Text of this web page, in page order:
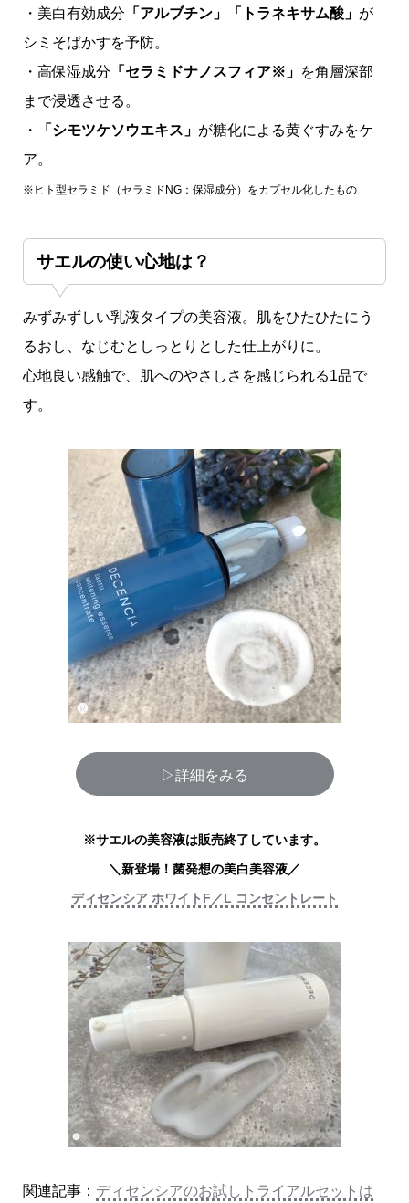
・美白有効成分 「アルブチン」「トラネキサム酸」 が
シミそばかすを予防。
・高保湿成分 「セラミドナノスフィア※」 を角層深部
まで浸透させる。
・
「シモツケソウエキス」 が糖化による黄ぐすみをケ
ア。
※ヒト型セラミド（セラミドNG ：保湿成分） をカプセル化したもの
サエルの使い心地は？
みずみずしい乳液タイプの美容液。肌をひたひたにう
るおし、なじむとしっとりとした仕上がりに。
心地良い感触で、肌へのやさしさを感じられる1品で
す。
▷詳細をみる
※サエルの美容液は販売終了しています。
＼新登場！菌発想の美白美容液／
ディセンシア ホワイトF／L コンセントレート
関連記事： ディセンシアのお試しトライアルセットは